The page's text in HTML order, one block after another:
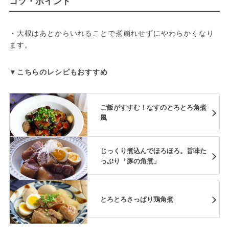
・大根はあとからいれることで煮崩れせずにやわらかくなり
ます。
▼こちらのレシピもおすすめ
ご飯がすすむ！なすのとろとろ角煮
風
じっくり煮込んでほろほろ。旨味た
っぷり「豚の角煮」
とろとろさっぱり鶏角煮